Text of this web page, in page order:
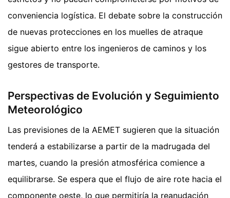
conveniencia logística. El debate sobre la construcción
de nuevas protecciones en los muelles de atraque
sigue abierto entre los ingenieros de caminos y los
gestores de transporte.
Perspectivas de Evolución y Seguimiento
Meteorológico
Las previsiones de la AEMET sugieren que la situación
tenderá a estabilizarse a partir de la madrugada del
martes, cuando la presión atmosférica comience a
equilibrarse. Se espera que el flujo de aire rote hacia el
componente oeste, lo que permitiría la reanudación